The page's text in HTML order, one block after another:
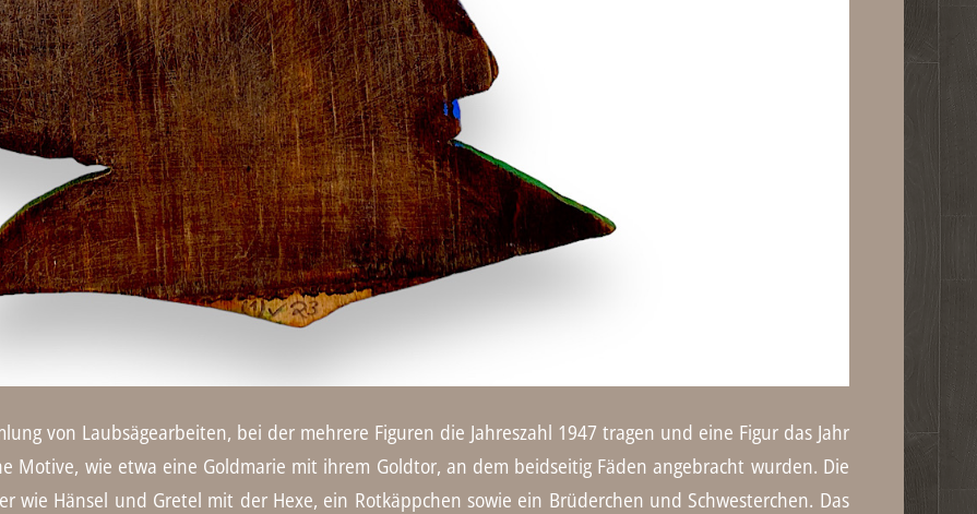
von Laubsägearbeiten, bei der mehrere Figuren die Jahreszahl 1947 tragen und eine Figur das Jahr
Motive, wie etwa eine Goldmarie mit ihrem Goldtor, an dem beidseitig Fäden angebracht wurden. Die
wie Hänsel und Gretel mit der Hexe, ein Rotkäppchen sowie ein Brüderchen und Schwesterchen. Das